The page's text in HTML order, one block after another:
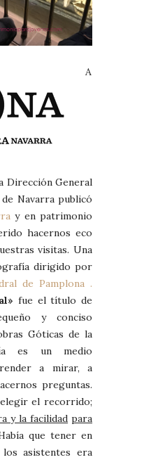
A
Dirección General
Navarra publicó
y en patrimonio
hacernos eco
visitas. Una
dirigido por
de Pamplona .
fue el título de
y conciso
Góticas de la
es un medio
a mirar, a
preguntas.
el recorrido;
y la facilidad para
que tener en
asistentes era